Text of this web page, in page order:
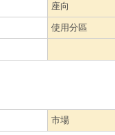
座向
使用分區
市場